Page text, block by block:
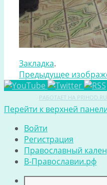
Закладка.
Предыдущее
РАБОТАЕТ НА PRIHOD.RU
Перейти к верхней
Войти
Регистрация
Православный
В-Православии.рф